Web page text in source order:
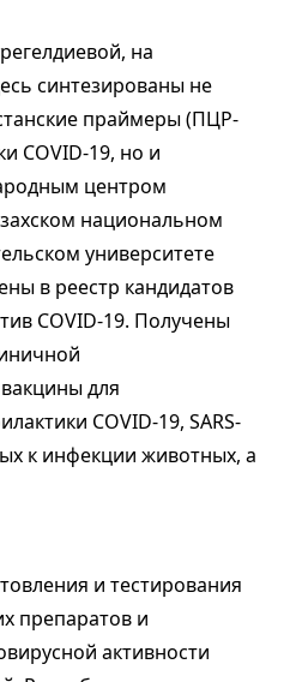
на
синтезированы не
праймеры (ПЦР-
COVID-19, но и
центром
нацио­нальном
университете
в реестр кандидатов
COVID-19. Получены
для
COVID-19, SARS-
к инфекции животных, а
и тестирования
препаратов и
активности